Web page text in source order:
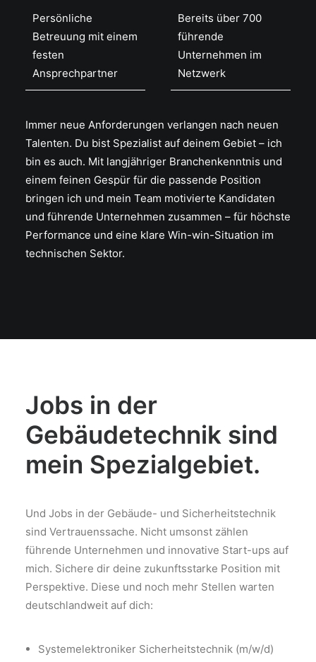
Persönliche
Betreuung mit einem
festen
Ansprechpartner
Bereits über 700
führende
Unternehmen im
Netzwerk
Immer neue Anforderungen verlangen nach neuen
Talenten. Du bist Spezialist auf deinem Gebiet – ich
bin es auch. Mit langjähriger Branchenkenntnis und
einem feinen Gespür für die passende Position
bringen ich und mein Team motivierte Kandidaten
und führende Unternehmen zusammen – für höchste
Performance und eine klare Win-win-Situation im
technischen Sektor.
Jobs in der
Gebäudetechnik sind
mein Spezialgebiet.
Und Jobs in der Gebäude- und Sicherheitstechnik
sind Vertrauenssache. Nicht umsonst zählen
führende Unternehmen und innovative Start-ups auf
mich. Sichere dir deine zukunftsstarke Position mit
Perspektive. Diese und noch mehr Stellen warten
deutschlandweit auf dich:
Systemelektroniker Sicherheitstechnik (m/w/d)